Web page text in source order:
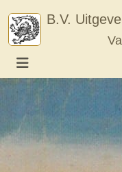
content
B.V.